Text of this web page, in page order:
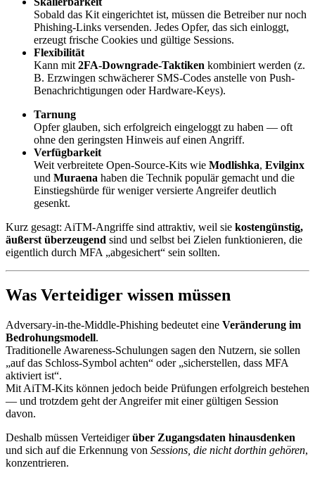
Sobald das Kit eingerichtet ist, müssen die Betreiber nur noch
Phishing-Links versenden. Jedes Opfer, das sich einloggt,
erzeugt frische Cookies und gültige Sessions.
Flexibilität
Kann mit 2FA-Downgrade-Taktiken kombiniert werden (z.
B. Erzwingen schwächerer SMS-Codes anstelle von Push-
Benachrichtigungen oder Hardware-Keys).
Tarnung
Opfer glauben, sich erfolgreich eingeloggt zu haben — oft
ohne den geringsten Hinweis auf einen Angriff.
Verfügbarkeit
Weit verbreitete Open-Source-Kits wie Modlishka, Evilginx
und Muraena haben die Technik populär gemacht und die
Einstiegshürde für weniger versierte Angreifer deutlich
gesenkt.
Kurz gesagt: AiTM-Angriffe sind attraktiv, weil sie kostengünstig,
äußerst überzeugend sind und selbst bei Zielen funktionieren, die
eigentlich durch MFA „abgesichert“ sein sollten.
Was Verteidiger wissen müssen
Adversary-in-the-Middle-Phishing bedeutet eine Veränderung im
Bedrohungsmodell.
Traditionelle Awareness-Schulungen sagen den Nutzern, sie sollen
„auf das Schloss-Symbol achten“ oder „sicherstellen, dass MFA
aktiviert ist“.
Mit AiTM-Kits können jedoch beide Prüfungen erfolgreich bestehen
— und trotzdem geht der Angreifer mit einer gültigen Session
davon.
Deshalb müssen Verteidigerüber Zugangsdaten hinausdenken
und sich auf die Erkennung von Sessions, die nicht dorthin gehören,
konzentrieren.